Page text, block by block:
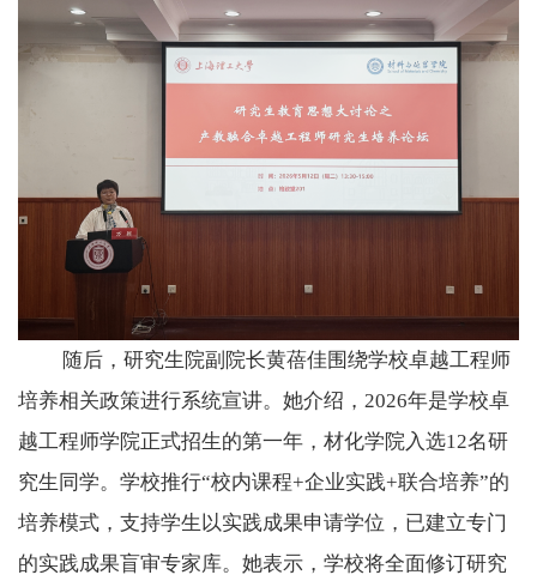
随后，研究生院副院长黄蓓佳围绕学校卓越工程师
培养相关政策进行系统宣讲。她介绍， 2026年是学校卓
越工程师学院正式招生的第一年，材化学院入选12名研
究生同学。学校推行“校内课程+企业实践+联合培养”的
培养模式，支持学生以实践成果申请学位，已建立专门
的实践成果盲审专家库。她表示，学校将全面修订研究